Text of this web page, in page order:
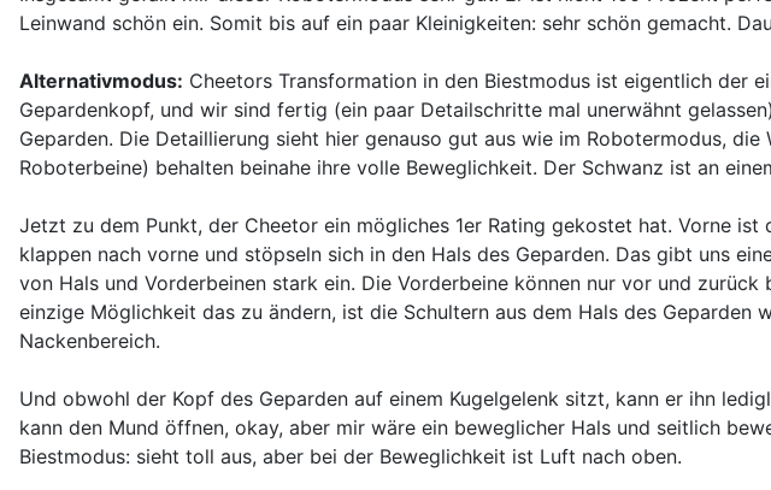
Leinwand schön ein. Somit bis auf ein paar Kleinigkeiten: sehr schön gemacht.
Alternativmodus: Cheetors Transformation in den Biestmodus ist eigentlich der
Gepardenkopf, und wir sind fertig (ein paar Detailschritte mal unerwähnt
Geparden. Die Detaillierung sieht hier genauso gut aus wie im Robotermodus,
Roboterbeine) behalten beinahe ihre volle Beweglichkeit. Der Schwanz ist an
Jetzt zu dem Punkt, der Cheetor ein mögliches 1er Rating gekostet hat. Vorne
klappen nach vorne und stöpseln sich in den Hals des Geparden. Das gibt uns
von Hals und Vorderbeinen stark ein. Die Vorderbeine können nur vor und
einzige Möglichkeit das zu ändern, ist die Schultern aus dem Hals des
Nackenbereich.
Und obwohl der Kopf des Geparden auf einem Kugelgelenk sitzt, kann er ihn
kann den Mund öffnen, okay, aber mir wäre ein beweglicher Hals und seitlich
Biestmodus: sieht toll aus, aber bei der Beweglichkeit ist Luft nach oben.